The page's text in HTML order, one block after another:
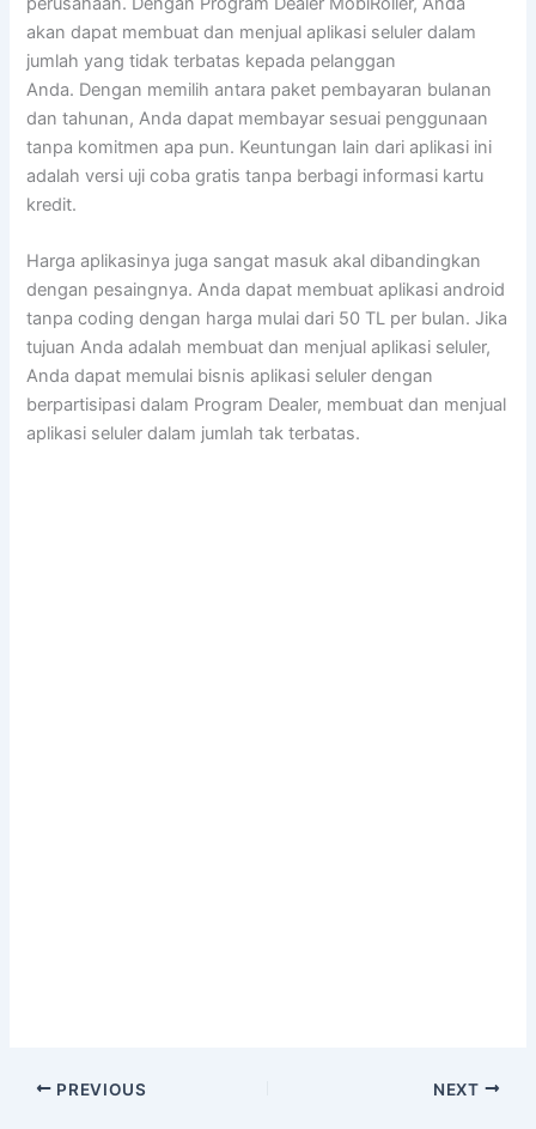
akan dapat membuat dan menjual aplikasi seluler dalam
jumlah yang tidak terbatas kepada pelanggan
Anda. Dengan memilih antara paket pembayaran bulanan
dan tahunan, Anda dapat membayar sesuai penggunaan
tanpa komitmen apa pun. Keuntungan lain dari aplikasi ini
adalah versi uji coba gratis tanpa berbagi informasi kartu
kredit.
Harga aplikasinya juga sangat masuk akal dibandingkan
dengan pesaingnya. Anda dapat membuat aplikasi android
tanpa coding dengan harga mulai dari 50 TL per bulan. Jika
tujuan Anda adalah membuat dan menjual aplikasi seluler,
Anda dapat memulai bisnis aplikasi seluler dengan
berpartisipasi dalam Program Dealer, membuat dan menjual
aplikasi seluler dalam jumlah tak terbatas.
PREVIOUS NEXT